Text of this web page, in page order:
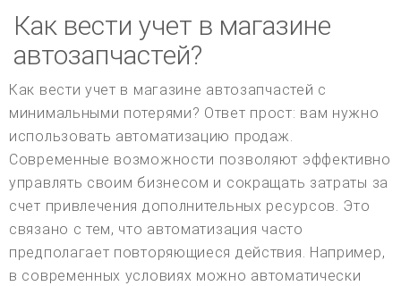
Как вести учет в магазине
автозапчастей?
Как вести учет в магазине автозапчастей с
минимальными потерями? Ответ прост: вам нужно
использовать автоматизацию продаж.
Современные возможности позволяют эффективно
управлять своим бизнесом и сокращать затраты за
счет привлечения дополнительных ресурсов. Это
связано с тем, что автоматизация часто
предполагает повторяющиеся действия. Например,
в современных условиях можно автоматически